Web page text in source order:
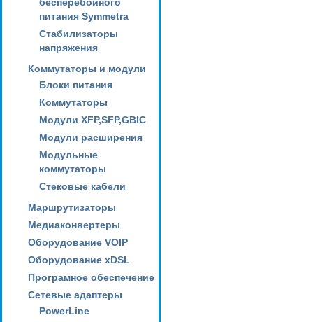
питания Symmetra
Стабилизаторы
напряжения
Коммутаторы и модули
Блоки питания
Коммутаторы
Модули XFP,SFP,GBIC
Модули расширения
Модульные
коммутаторы
Стековые кабели
Маршрутизаторы
Медиаконвертеры
Оборудование VOIP
Оборудование xDSL
Програмное обеспечение
Сетевые адаптеры
PowerLine